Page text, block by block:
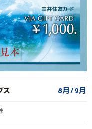
ス 8月 2月